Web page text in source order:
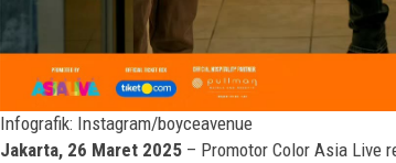
Infografik: Instagram/boyceavenue
Jakarta, 26 Maret 2025 – Promotor Color Asia Live